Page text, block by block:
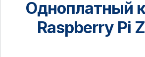
Одноплатный
Raspberry Pi